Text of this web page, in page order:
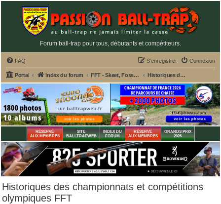
Forum ball-trap pour tous, débutants et compétiteurs.
FAQ Connexion
S’enregistrer
Portal Index du forum FFT - Skeet, Fosse Olympique, Double Trap Historiques des championnats et compétitions olympiques FFT
RÉSERVÉ
AUX MEMBRES
SITE
BALLTRAPWEB
INDEX DU
FORUM
RÉSERVÉ
AUX MEMBRES
GRANDS PRIX
2026
Historiques des championnats et compétitions
olympiques FFT